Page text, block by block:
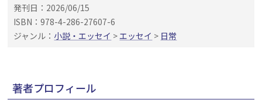
発刊日：2026/06/15
ISBN：978-4-286-27607-6
ジャンル： 小説・エッセイ >エッセイ > 日常
著者プロフィール